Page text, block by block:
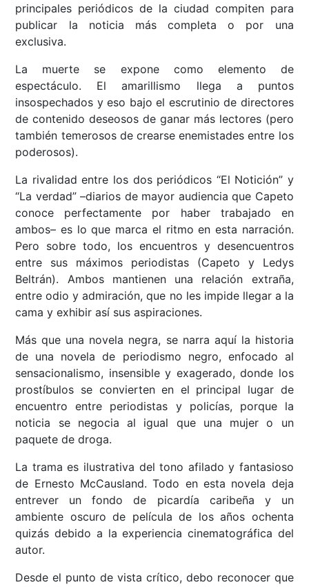
principales periódicos de la ciudad compiten para
publicar la noticia más completa o por una
exclusiva.
La muerte se expone como elemento de
espectáculo. El amarillismo llega a puntos
insospechados y eso bajo el escrutinio de directores
de contenido deseosos de ganar más lectores (pero
también temerosos de crearse enemistades entre los
poderosos).
La rivalidad entre los dos periódicos “El Notición” y
“La verdad” –diarios de mayor audiencia que Capeto
conoce perfectamente por haber trabajado en
ambos– es lo que marca el ritmo en esta narración.
Pero sobre todo, los encuentros y desencuentros
entre sus máximos periodistas (Capeto y Ledys
Beltrán). Ambos mantienen una relación extraña,
entre odio y admiración, que no les impide llegar a la
cama y exhibir así sus aspiraciones.
Más que una novela negra, se narra aquí la historia
de una novela de periodismo negro, enfocado al
sensacionalismo, insensible y exagerado, donde los
prostíbulos se convierten en el principal lugar de
encuentro entre periodistas y policías, porque la
noticia se negocia al igual que una mujer o un
paquete de droga.
La trama es ilustrativa del tono afilado y fantasioso
de Ernesto McCausland. Todo en esta novela deja
entrever un fondo de picardía caribeña y un
ambiente oscuro de película de los años ochenta
quizás debido a la experiencia cinematográfica del
autor.
Desde el punto de vista crítico, debo reconocer que